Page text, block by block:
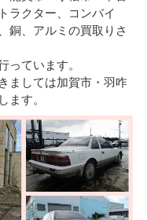
ラクター、コンバイ
銅、アルミの買取りさ
っています。
ましては加賀市・羽咋
ます。